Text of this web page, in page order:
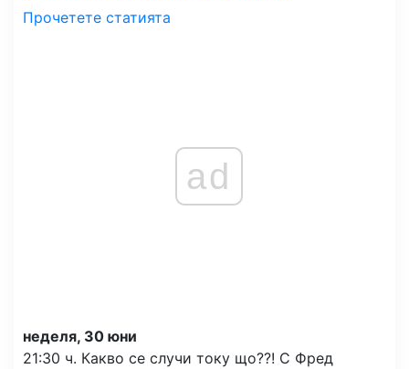
Прочетете статията
ad
неделя, 30 юни
21:30 ч. Какво се случи току що??! С Фред